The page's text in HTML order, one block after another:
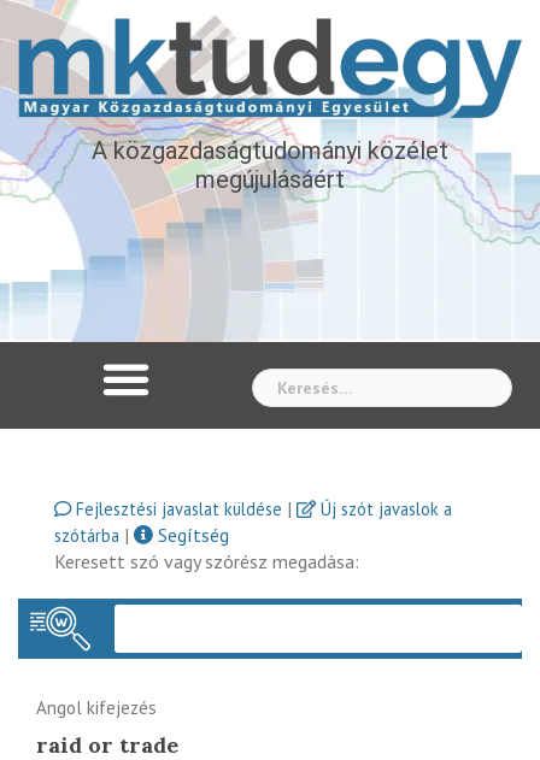
A közgazdaságtudományi közélet
megújulásáért
Fejlesztési javaslat küldése |
Új szót javaslok a
szótárba |
Segítség
Keresett szó vagy szórész megadása:
Angol kifejezés
raid or trade